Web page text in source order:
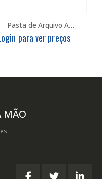
Pasta de Arquivo A4 L/L SooCool
para ver preços
MÃO